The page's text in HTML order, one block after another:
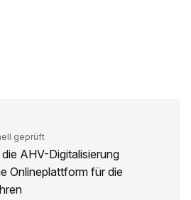
geprüft
AHV-Digitalisierung
Onlineplattform für die